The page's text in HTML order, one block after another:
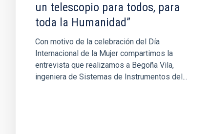
un telescopio para todos, para
toda la Humanidad”
Con motivo de la celebración del Día
Internacional de la Mujer compartimos la
entrevista que realizamos a Begoña Vila,
ingeniera de Sistemas de Instrumentos del...